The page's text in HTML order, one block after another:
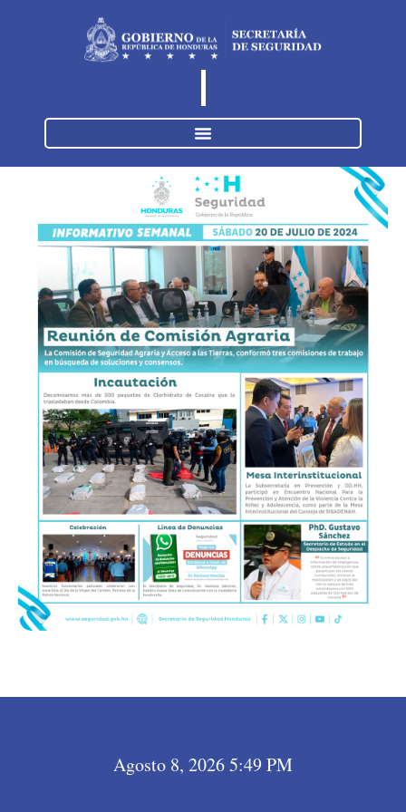
Agosto 8, 2026 5:49 PM